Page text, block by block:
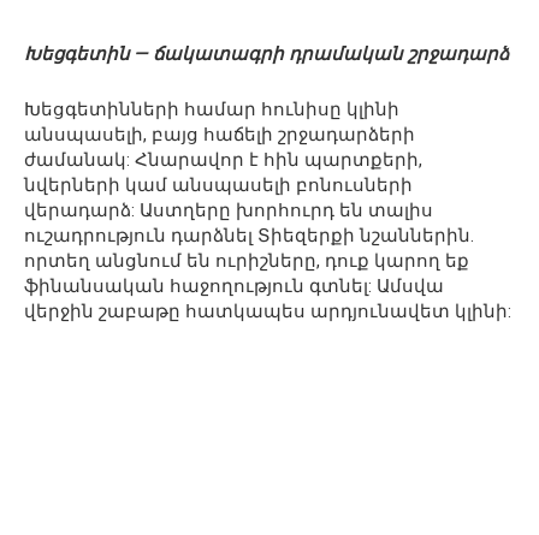
Խեցգետին — ճակատագրի դրամական շրջադարձ
Խեցգետինների համար հունիսը կլինի
անսպասելի, բայց հաճելի շրջադարձերի
ժամանակ: Հնարավոր է հին պարտքերի,
նվերների կամ անսպասելի բոնուսների
վերադարձ: Աստղերը խորհուրդ են տալիս
ուշադրություն դարձնել Տիեզերքի նշաններին.
որտեղ անցնում են ուրիշները, դուք կարող եք
ֆինանսական հաջողություն գտնել: Ամսվա
վերջին շաբաթը հատկապես արդյունավետ կլինի: